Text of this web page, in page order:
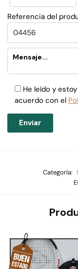
Referencia del
He leído y
acuerdo con el
Categoría: